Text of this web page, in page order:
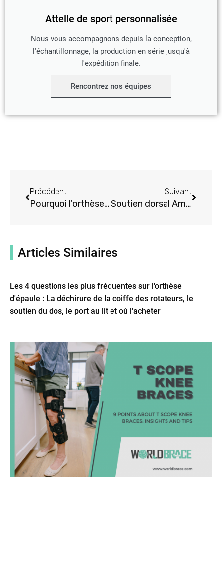
Attelle de sport personnalisée
Nous vous accompagnons depuis la conception,
l'échantillonnage, la production en série jusqu'à
l'expédition finale.
Rencontrez nos équipes
Précédent
Pourquoi l'orthèse d'épaule ACE est la meilleure solution pour les douleurs d'épaule - 4 avantages clés
Suivant
Soutien dorsal Amazon pour le confort et le soutien : Un examen complet
Articles Similaires
Les 4 questions les plus fréquentes sur l'orthèse
d'épaule : La déchirure de la coiffe des rotateurs, le
soutien du dos, le port au lit et où l'acheter